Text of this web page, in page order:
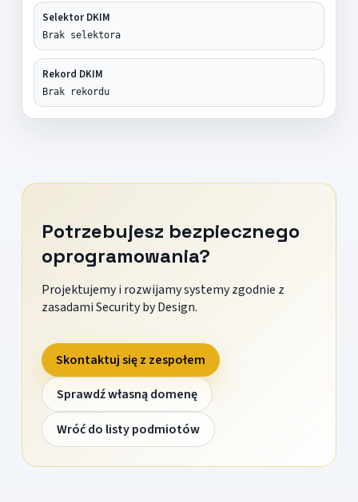
Selektor DKIM
Brak selektora
Rekord DKIM
Brak rekordu
Potrzebujesz bezpiecznego
oprogramowania?
Projektujemy i rozwijamy systemy zgodnie z
zasadami Security by Design.
Skontaktuj się z zespołem
Sprawdź własną domenę
Wróć do listy podmiotów